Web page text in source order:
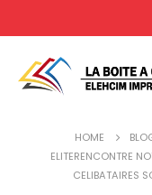
HOME
ELITERENCONTRE
CELIBATAIRES